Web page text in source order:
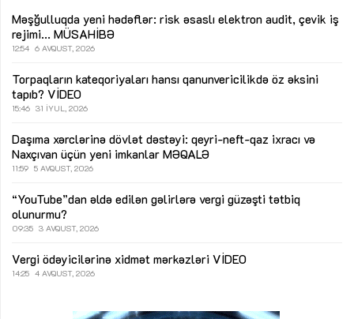
Məşğulluqda yeni hədəflər: risk əsaslı elektron audit, çevik iş
rejimi... MÜSAHİBƏ
12:54 6 AVQUST, 2026
Torpaqların kateqoriyaları hansı qanunvericilikdə öz əksini
tapıb? VİDEO
15:46 31 İYUL, 2026
Daşıma xərclərinə dövlət dəstəyi: qeyri-neft-qaz ixracı və
Naxçıvan üçün yeni imkanlar MƏQALƏ
11:59 5 AVQUST, 2026
“YouTube”dan əldə edilən gəlirlərə vergi güzəşti tətbiq
olunurmu?
09:35 3 AVQUST, 2026
Vergi ödəyicilərinə xidmət mərkəzləri VİDEO
14:25 4 AVQUST, 2026